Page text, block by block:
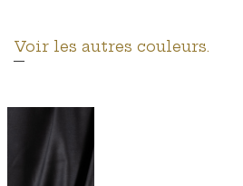
Voir les autres couleurs.